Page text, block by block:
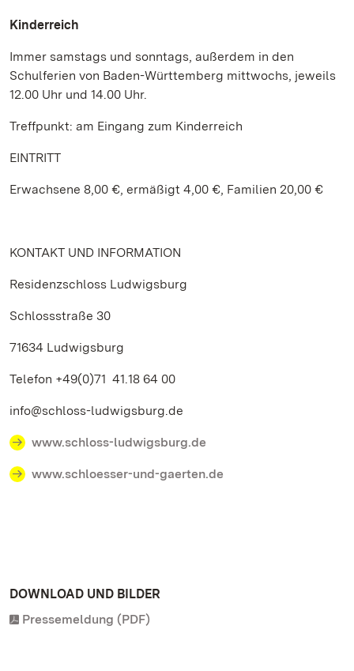
Kinderreich
Immer samstags und sonntags, außerdem in den
Schulferien von Baden-Württemberg mittwochs, jeweils
12.00 Uhr und 14.00 Uhr.
Treffpunkt: am Eingang zum Kinderreich
EINTRITT
Erwachsene 8,00 €, ermäßigt 4,00 €, Familien 20,00 €
KONTAKT UND INFORMATION
Residenzschloss Ludwigsburg
Schlossstraße 30
71634 Ludwigsburg
Telefon +49(0)71 41.18 64 00
info@schloss-ludwigsburg.de
www.schloss-ludwigsburg.de
www.schloesser-und-gaerten.de
DOWNLOAD UND BILDER
Pressemeldung (PDF)